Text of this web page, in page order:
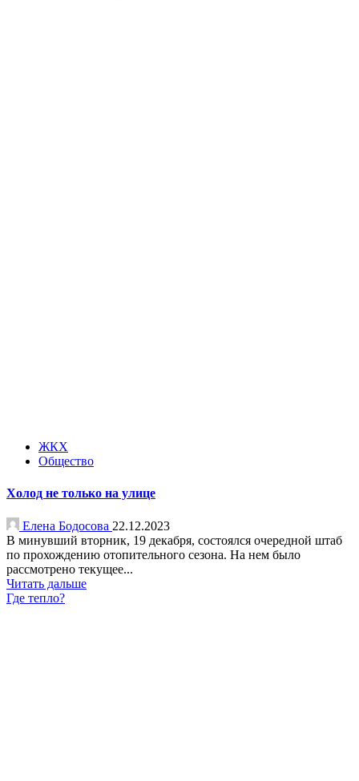
ЖКХ
Общество
Холод не только на улице
Елена Бодосова 22.12.2023
В минувший вторник, 19 декабря, состоялся очередной штаб
по прохождению отопительного сезона. На нем было
рассмотрено текущее...
Читать дальше
Где тепло?